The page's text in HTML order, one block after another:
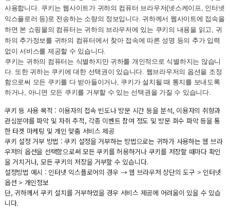
사용합니다. 쿠키는 웹사이트가 귀하의 컴퓨터 브라우저(넷스케이프, 인터넷
익스플로러 등)로 전송하는 소량의 정보입니다. 귀하께서 웹사이트에 접속을
하면 본 쇼핑몰의 컴퓨터는 귀하의 브라우저에 있는 쿠키의 내용을 읽고, 귀
하의 추가정보를 귀하의 컴퓨터에서 찾아 접속에 따른 성명 등의 추가 입력
없이 서비스를 제공할 수 있습니다.
쿠키는 귀하의 컴퓨터는 식별하지만 귀하를 개인적으로 식별하지는 않습니
다. 또한 귀하는 쿠키에 대한 선택권이 있습니다. 웹브라우저의 옵션을 조정
함으로써 모든 쿠키를 다 받아들이거나, 쿠키가 설치될 때 통지를 보내도록
하거나, 아니면 모든 쿠키를 거부할 수 있는 선택권을 가질 수 있습니다.
쿠키 등 사용 목적 : 이용자의 접속 빈도나 방문 시간 등을 분석, 이용자의 취향과
관심분야를 파악 및 자취 추적, 각종 이벤트 참여 정도 및 방문 회수 파악 등을 통
한 타겟 마케팅 및 개인 맞춤 서비스 제공
쿠키 설정 거부 방법 : 쿠키 설정을 거부하는 방법으로는 귀하가 사용하는 웹 브라
우저의 옵션을 선택함으로써 모든 쿠키를 허용하거나 쿠키를 저장할 때마다 확인
을 거치거나, 모든 쿠키의 저장을 거부할 수 있습니다.
설정방법 예시 : 인터넷 익스플로어의 경우 → 웹 브라우저 상단의 도구 > 인터넷
옵션 > 개인정보
단, 귀하께서 쿠키 설치를 거부하였을 경우 서비스 제공에 어려움이 있을 수 있습
니다.